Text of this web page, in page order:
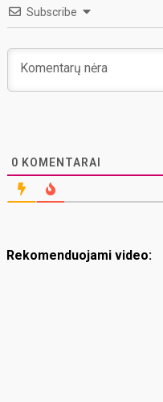
Subscribe
0 KOMENTARAI
Rekomenduojami video: